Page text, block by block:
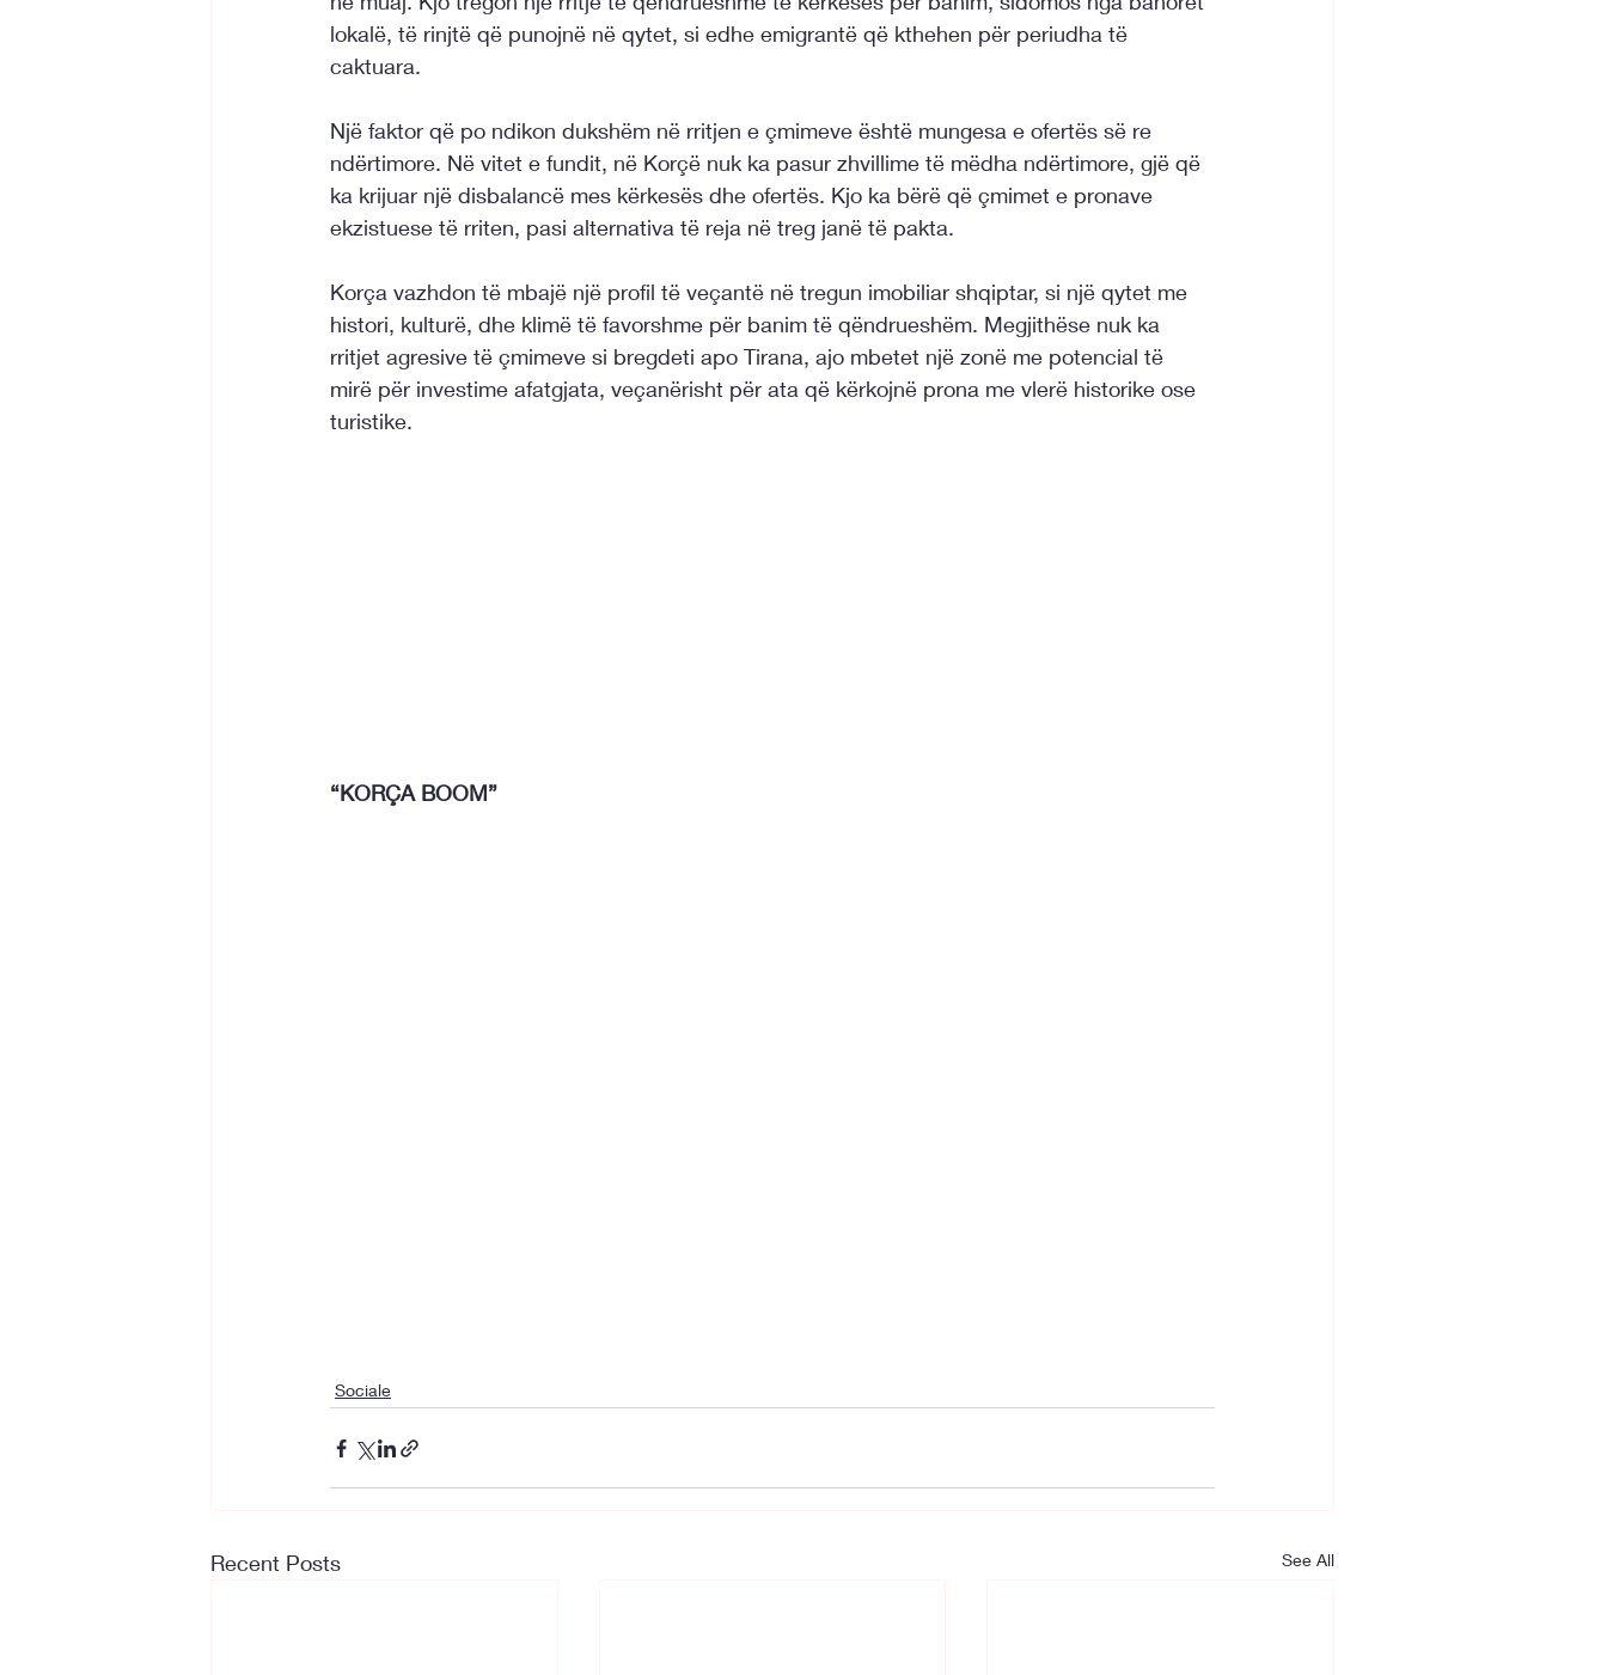
lokalë, të rinjtë që punojnë në qytet, si edhe emigrantë që kthehen për periudha të
caktuara.
Një faktor që po ndikon dukshëm në rritjen e çmimeve është mungesa e ofertës së re
ndërtimore. Në vitet e fundit, në Korçë nuk ka pasur zhvillime të mëdha ndërtimore, gjë që
ka krijuar një disbalancë mes kërkesës dhe ofertës. Kjo ka bërë që çmimet e pronave
ekzistuese të rriten, pasi alternativa të reja në treg janë të pakta.
Korça vazhdon të mbajë një profil të veçantë në tregun imobiliar shqiptar, si një qytet me
histori, kulturë, dhe klimë të favorshme për banim të qëndrueshëm. Megjithëse nuk ka
rritjet agresive të çmimeve si bregdeti apo Tirana, ajo mbetet një zonë me potencial të
mirë për investime afatgjata, veçanërisht për ata që kërkojnë prona me vlerë historike ose
turistike.
“KORÇA BOOM”
Sociale
Recent Posts See All